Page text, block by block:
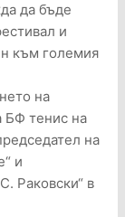
да бъде
и
към големия
на
БФ тенис на
на
и
Раковски“ в